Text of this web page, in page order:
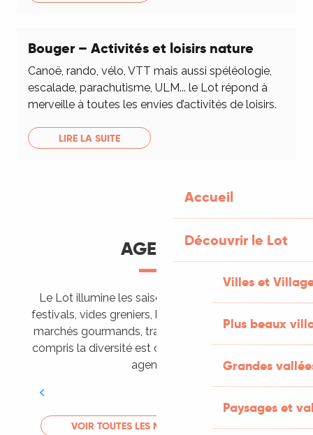
Accueil
Découvrir le Lot
Villes et
Plus beaux
Grandes
Paysages et
Bouger – Activités et loisirs nature
Canoë, rando, vélo, VTT mais aussi spéléologie,
escalade, parachutisme, ULM... le Lot répond à
merveille à toutes les envies d’activités de loisirs.
LIRE LA SUITE
AGENDA
Le Lot illumine les saisons de ses animations :
festivals, vides greniers, brocantes, fêtes votives,
marchés gourmands, trails sportifs… Vous l’aurez
compris la diversité est de mise, alors tous à vos
agendas !
LIRE LA SUITE
VOIR TOUTES LES MANIFESTATIONS